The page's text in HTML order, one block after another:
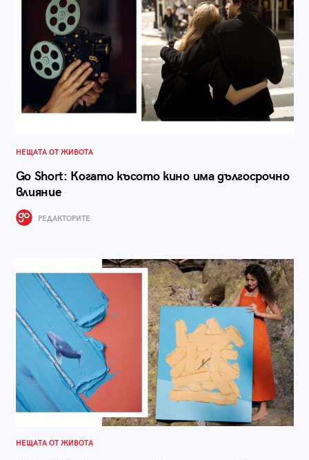
НЕЩАТА ОТ ЖИВОТА
Go Short: Когато късото кино има дългосрочно
влияние
РЕДАКТОРИТЕ
НЕЩАТА ОТ ЖИВОТА